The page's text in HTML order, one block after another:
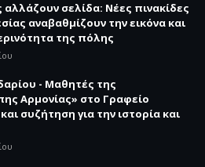
αλλάζουν σελίδα: Νέες πινακίδες
αναβαθμίζουν την εικόνα και
της πόλης
- Μαθητές της
Αρμονίας» στο Γραφείο
συζήτηση για την ιστορία και